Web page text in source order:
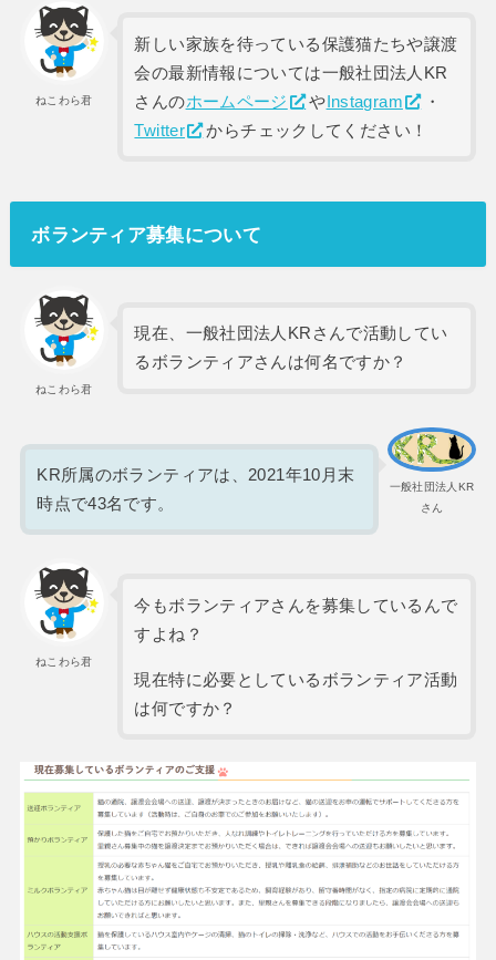
ねこわら君
新しい家族を待っている保護猫たちや譲渡
会の最新情報については一般社団法人KR
さんのホームページ や Instagram
・
Twitter
からチェックしてください！
ボランティア募集について
ねこわら君
現在、一般社団法人KRさんで活動してい
るボランティアさんは何名ですか？
一般社団法人KR
さん
KR所属のボランティアは、2021年10月末
時点で43名です。
ねこわら君
今もボランティアさんを募集しているんで
すよね？
現在特に必要としているボランティア活動
は何ですか？